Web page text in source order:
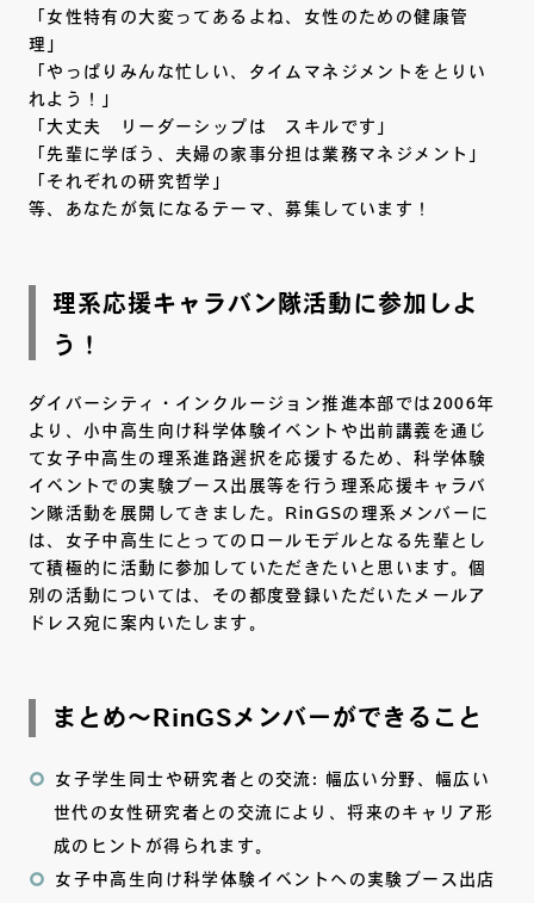
「女性特有の大変ってあるよね、女性のための健康管
理」
「やっぱりみんな忙しい、タイムマネジメントをとりい
れよう！」
「大丈夫 リーダーシップは スキルです」
「先輩に学ぼう、夫婦の家事分担は業務マネジメント」
「それぞれの研究哲学」
等、あなたが気になるテーマ、募集しています！
理系応援キャラバン隊活動に参加しよ
う！
ダイバーシティ・インクルージョン推進本部では2006年
より、小中高生向け科学体験イベントや出前講義を通じ
て女子中高生の理系進路選択を応援するため、科学体験
イベントでの実験ブース出展等を行う理系応援キャラバ
ン隊活動を展開してきました。RinGSの理系メンバーに
は、女子中高生にとってのロールモデルとなる先輩とし
て積極的に活動に参加していただきたいと思います。個
別の活動については、その都度登録いただいたメールア
ドレス宛に案内いたします。
まとめ～RinGSメンバーができること
女子学生同士や研究者との交流: 幅広い分野、幅広い
世代の女性研究者との交流により、将来のキャリア形
成のヒントが得られます。
女子中高生向け科学体験イベントへの実験ブース出店